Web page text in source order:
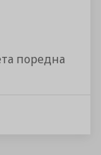
поредна